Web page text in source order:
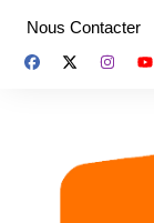
contenu
Nous Contacter